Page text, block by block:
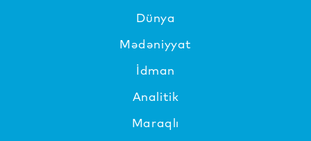
Dünya
Mədəniyyat
İdman
Analitik
Maraqlı